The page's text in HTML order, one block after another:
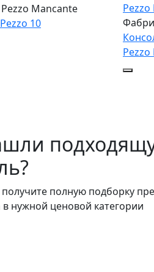
Mancante
10
получите полную подборку
нужной ценовой категории